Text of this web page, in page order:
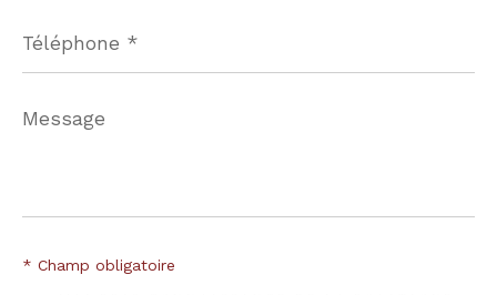
*
Message
*
* Champ obligatoire